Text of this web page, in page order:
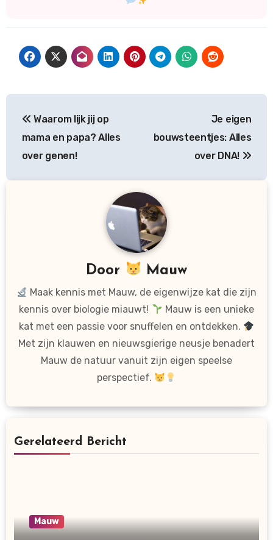
navigatie
Waarom lijk jij op
mama en papa? Alles
over genen!
Je eigen
bouwsteentjes: Alles
over DNA!
Door Mauw
Maak kennis met Mauw, de eigenwijze kat die zijn
kennis over biologie miauwt!
Mauw is een unieke
kat met een passie voor snuffelen en ontdekken.
Met zijn klauwen en nieuwsgierige neusje benadert
Mauw de natuur vanuit zijn eigen speelse
perspectief.
Gerelateerd Bericht
Mauw